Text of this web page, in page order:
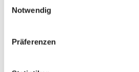
Notwendig
Präferenzen
Was wir bieten
Weiterbildungen